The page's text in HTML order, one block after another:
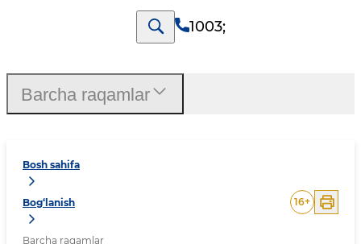
1003;
Bosh sahifa
Bog‘lanish
Barcha raqamlar
16+
Barcha raqamlar